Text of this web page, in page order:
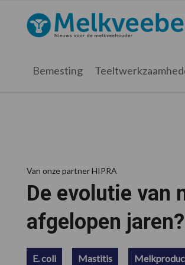
hoofdnavigatie
hoofd
eerste
voettekst
Melkveebedrijf.nl
Bemesting
Van onze partner HIPRA
De evolutie van
afgelopen jaren?
E. coli Mastitis